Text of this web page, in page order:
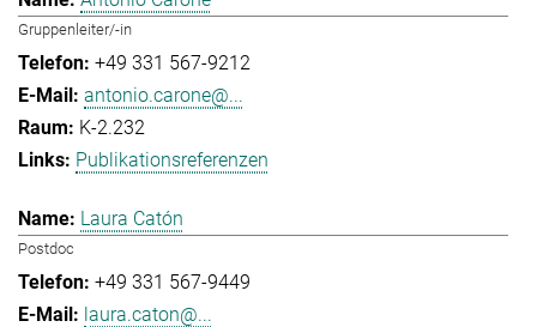
Gruppenleiter/-in
+49 331 567-9212
antonio.carone@...
K-2.232
Publikationsreferenzen
Laura Catón
Postdoc
+49 331 567-9449
laura.caton@...